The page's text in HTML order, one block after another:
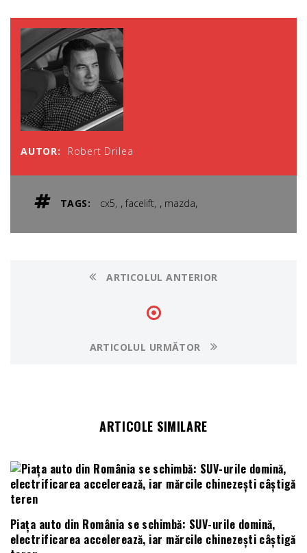
AUTOR: Robert Drilea
TAGS: cx5 ,facelift , mazda,
ARTICOLUL ANTERIOR
ARTICOLUL URMĂTOR
ARTICOLE SIMILARE
Piața auto din România se schimbă: SUV-urile domină,
electrificarea accelerează, iar mărcile chinezești câștigă